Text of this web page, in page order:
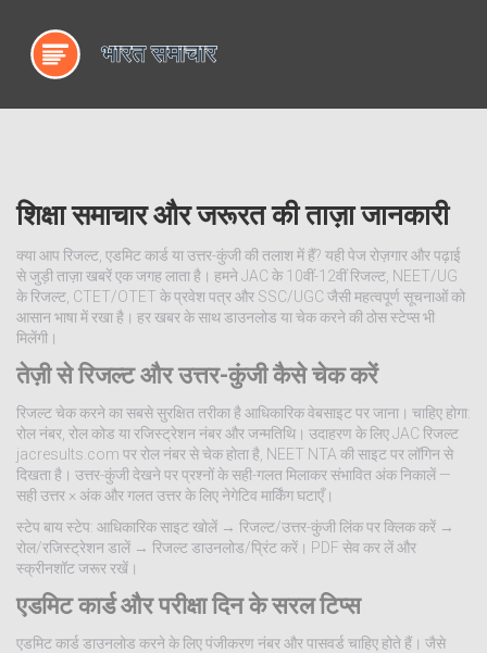
शिक्षा समाचार और जरूरत की ताज़ा जानकारी
क्या आप रिजल्ट, एडमिट कार्ड या उत्तर-कुंजी की तलाश में हैं? यही पेज रोज़गार और पढ़ाई
से जुड़ी ताज़ा खबरें एक जगह लाता है। हमने JAC के 10वीं-12वीं रिजल्ट, NEET/UG
के रिजल्ट, CTET/OTET के प्रवेश पत्र और SSC/UGC जैसी महत्वपूर्ण सूचनाओं को
आसान भाषा में रखा है। हर खबर के साथ डाउनलोड या चेक करने की ठोस स्टेप्स भी
मिलेंगी।
तेज़ी से रिजल्ट और उत्तर-कुंजी कैसे चेक करें
रिजल्ट चेक करने का सबसे सुरक्षित तरीका है आधिकारिक वेबसाइट पर जाना। चाहिए होगा:
रोल नंबर, रोल कोड या रजिस्ट्रेशन नंबर और जन्मतिथि। उदाहरण के लिए JAC रिजल्ट
jacresults.com पर रोल नंबर से चेक होता है, NEET NTA की साइट पर लॉगिन से
दिखता है। उत्तर-कुंजी देखने पर प्रश्नों के सही-गलत मिलाकर संभावित अंक निकालें —
सही उत्तर × अंक और गलत उत्तर के लिए नेगेटिव मार्किंग घटाएँ।
स्टेप बाय स्टेप: आधिकारिक साइट खोलें → रिजल्ट/उत्तर-कुंजी लिंक पर क्लिक करें →
रोल/रजिस्ट्रेशन डालें → रिजल्ट डाउनलोड/प्रिंट करें। PDF सेव कर लें और
स्क्रीनशॉट जरूर रखें।
एडमिट कार्ड और परीक्षा दिन के सरल टिप्स
एडमिट कार्ड डाउनलोड करने के लिए पंजीकरण नंबर और पासवर्ड चाहिए होते हैं। जैसे